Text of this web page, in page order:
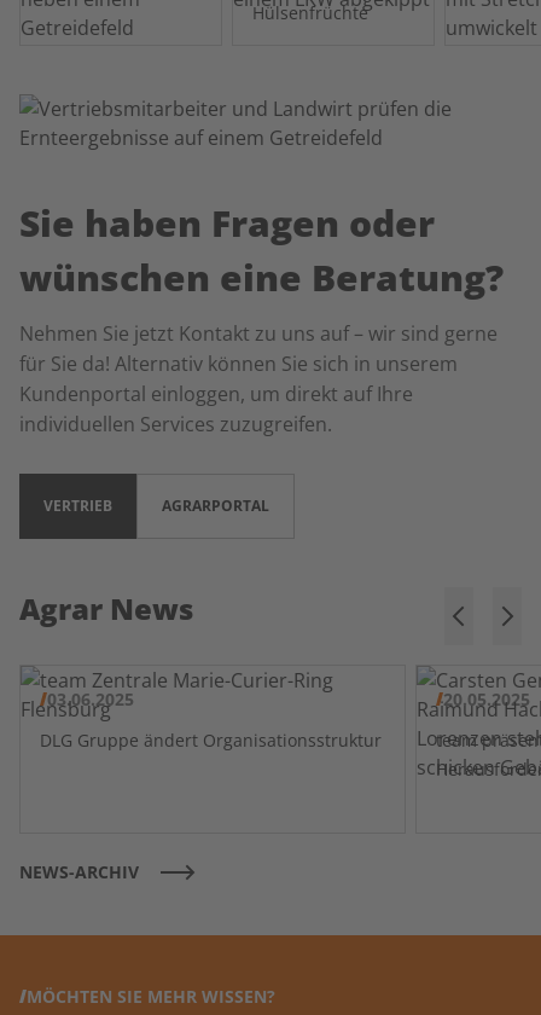
Hülsenfrüchte
Sie haben Fragen oder
wünschen eine Beratung?
Nehmen Sie jetzt Kontakt zu uns auf – wir sind gerne
für Sie da! Alternativ können Sie sich in unserem
Kundenportal einloggen, um direkt auf Ihre
individuellen Services zuzugreifen.
VERTRIEB AGRARPORTAL
Agrar News
03.06.2025
DLG Gruppe ändert Organisationsstruktur
20.05.2025
team präsentiert gutes
NEWS-ARCHIV
MÖCHTEN SIE MEHR WISSEN?